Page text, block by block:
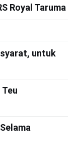
Royal Taruma
untuk